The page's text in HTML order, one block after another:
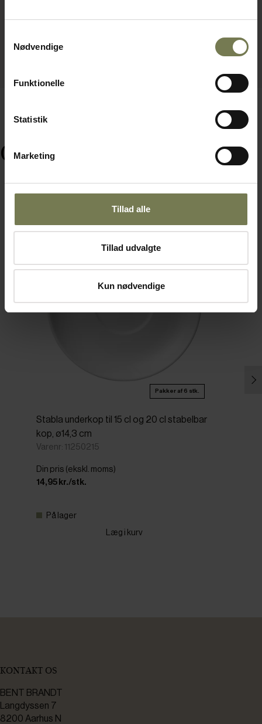
Nødvendige
Funktionelle
Statistik
Marketing
Tillad alle
Tillad udvalgte
Kun nødvendige
Ofte købt sammen med
Pakker af 6 stk.
Stabla underkop til 15 cl og 20 cl stabelbar
kop, ø14,3 cm
Varenr: 11250215
Din pris (ekskl. moms)
14,95 kr./stk.
På lager
Læg i kurv
KONTAKT OS
BENT BRANDT
Langdyssen 7
8200 Aarhus N